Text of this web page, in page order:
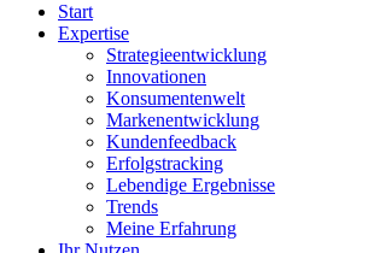
Start
Expertise
Strategieentwicklung
Innovationen
Konsumentenwelt
Markenentwicklung
Kundenfeedback
Erfolgstracking
Lebendige Ergebnisse
Trends
Meine Erfahrung